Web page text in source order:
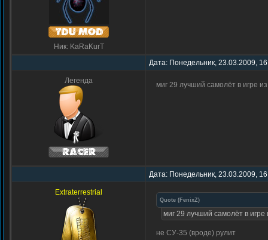
Ник: KaRaKurT
Дата: Понедельник, 23.03.2009,
Легенда миг 29 лучший самолёт в игре
Дата: Понедельник, 23.03.2009,
Extraterrestrial
Quote ( FenixZ)
миг 29 лучший самолёт в игре
не СУ-35 (вроде) рулит